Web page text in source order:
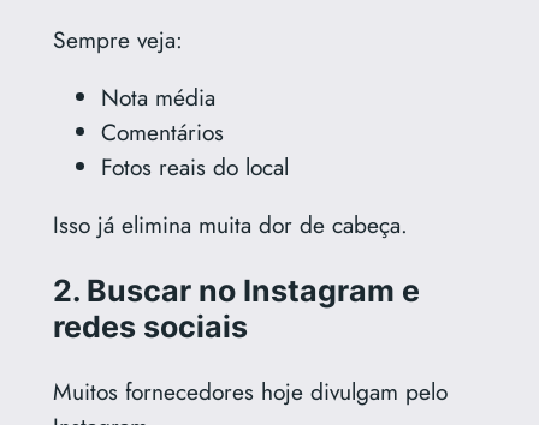
Sempre veja:
Nota média
Comentários
Fotos reais do local
Isso já elimina muita dor de cabeça.
2. Buscar no Instagram e
redes sociais
Muitos fornecedores hoje divulgam pelo